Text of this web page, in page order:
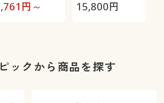
円～ 15,800円
ックから商品を探す